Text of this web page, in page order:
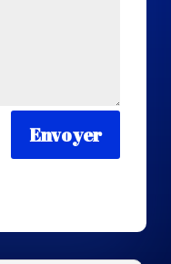
Envoyer